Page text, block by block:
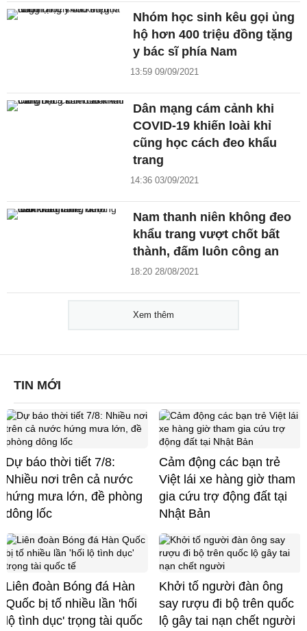
Nhóm học sinh kêu gọi ủng
hộ hơn 400 triệu đồng tặng
y bác sĩ phía Nam
13:59 09/09/2021
Dân mạng cám cảnh khi
COVID-19 khiến loài khỉ
cũng học cách đeo khẩu
trang
14:36 03/09/2021
Nam thanh niên không đeo
khẩu trang vượt chốt bất
thành, đấm luôn công an
18:20 28/08/2021
Xem thêm
TIN MỚI
Dự báo thời tiết 7/8:
Nhiều nơi trên cả nước
hứng mưa lớn, đề phòng
dông lốc
Cảm động các bạn trẻ
Việt lái xe hàng giờ tham
gia cứu trợ động đất tại
Nhật Bản
Liên đoàn Bóng đá Hàn
Quốc bị tố nhiều lần 'hối
lộ tình dục' trọng tài quốc
Khởi tố người đàn ông
say rượu đi bộ trên quốc
lộ gây tai nạn chết người